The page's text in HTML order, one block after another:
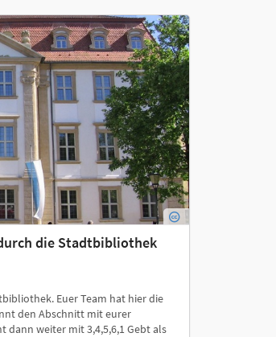
die Stadtbibliothek
Euer Team hat hier die
den Abschnitt mit eurer
dann weiter mit 3,4,5,6,1 Gebt als